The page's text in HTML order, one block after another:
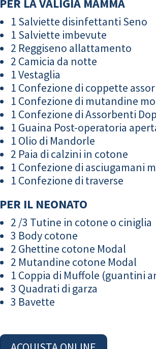
1 Salviette disinfettanti Seno
1 Salviette imbevute
2 Reggiseno allattamento
2 Camicia da notte
1 Vestaglia
1 Confezione di coppette
1 Confezione di mutandine
1 Confezione di Assorbenti
1 Guaina Post-operatoria
1 Olio di Mandorle
2 Paia di calzini in cotone
1 Confezione di asciugamani
1 Confezione di traverse
PER IL NEONATO
2 /3 Tutine in cotone o ciniglia
3 Body cotone
2 Ghettine cotone Modal
2 Mutandine cotone Modal
1 Coppia di Muffole (guantini
3 Quadrati di garza
3 Bavette